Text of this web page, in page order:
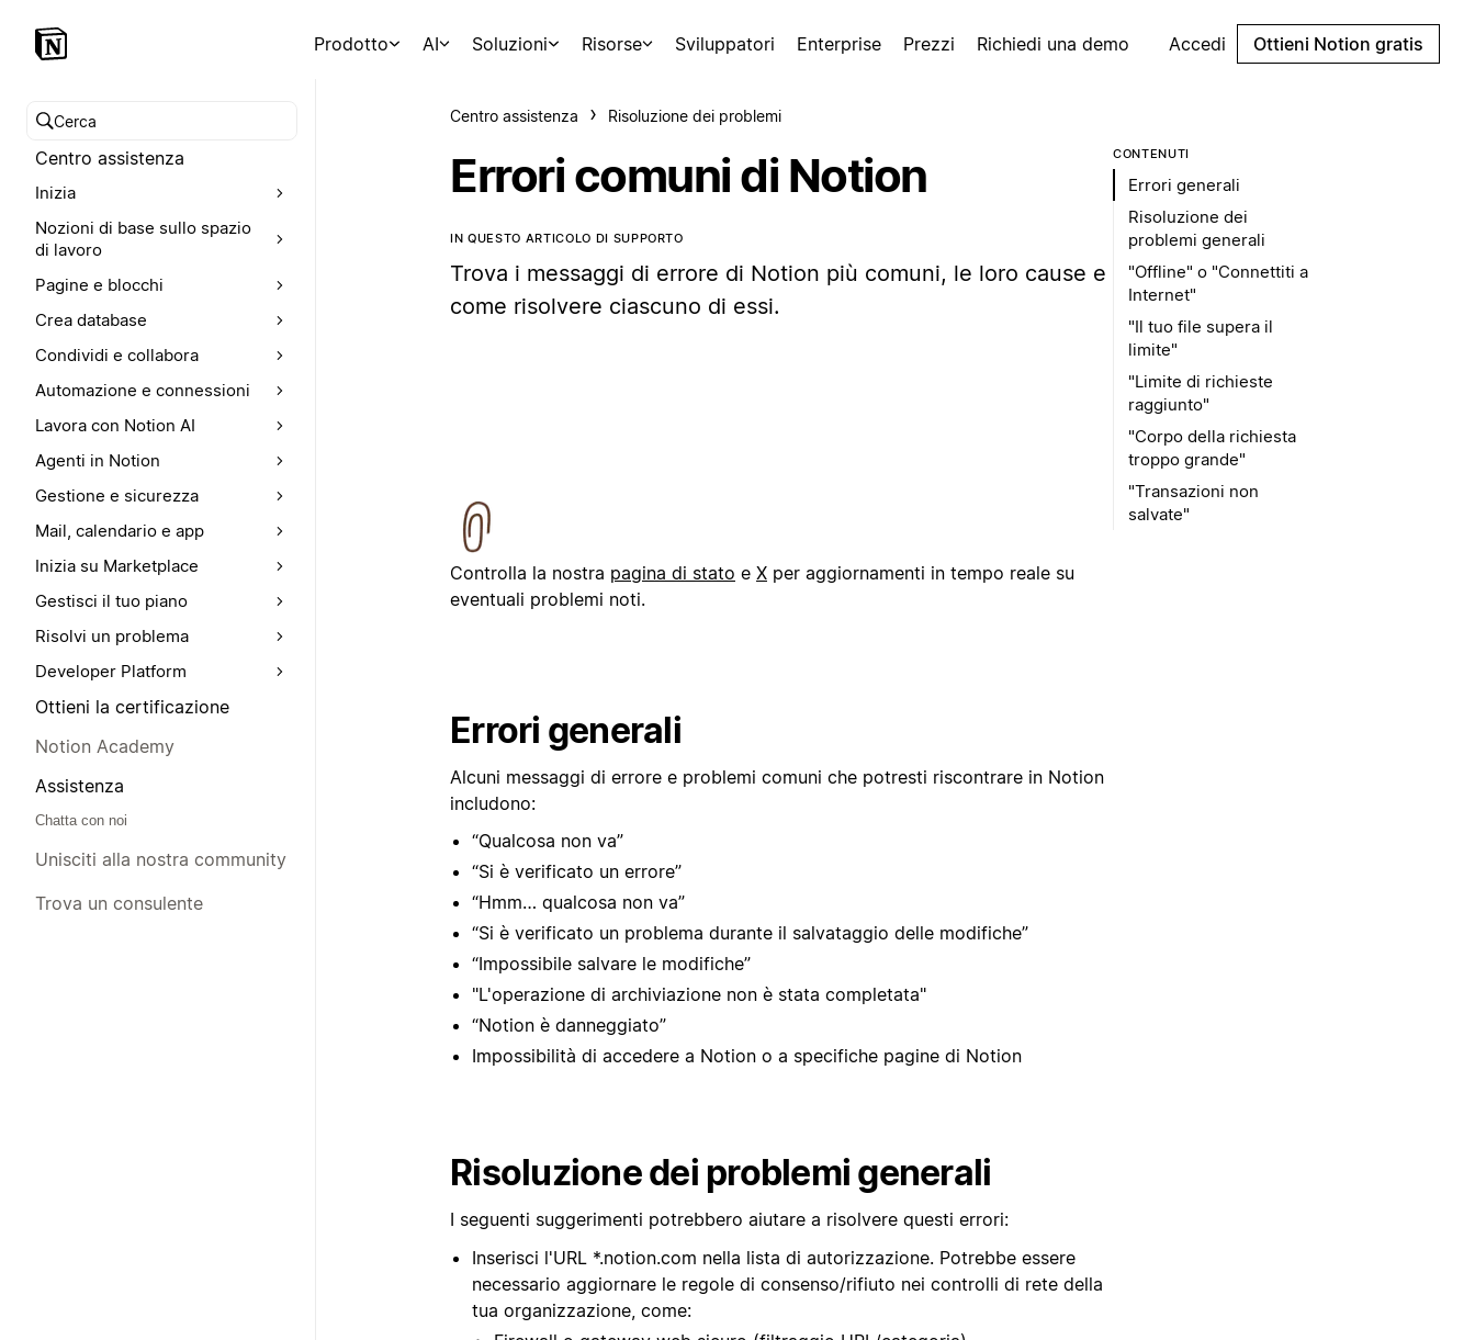
Prodotto AI Soluzioni Risorse Sviluppatori Enterprise Prezzi Richiedi una demo Accedi Ottieni Notion gratis
Cerca nel Centro assistenza
Centro assistenza
Inizia
Nozioni di base sullo spazio
di lavoro
Pagine e blocchi
Crea database
Condividi e collabora
Automazione e connessioni
Lavora con Notion AI
Agenti in Notion
Gestione e sicurezza
Mail, calendario e app
Inizia su Marketplace
Gestisci il tuo piano
Risolvi un problema
Developer Platform
Ottieni la certificazione
Notion Academy
Assistenza
Chatta con noi
Unisciti alla nostra community
Trova un consulente
Centro assistenza Risoluzione dei problemi
Errori comuni di Notion
IN QUESTO ARTICOLO DI SUPPORTO
Trova i messaggi di errore di Notion più comuni, le loro cause e
come risolvere ciascuno di essi.
Controlla la nostra pagina di stato e X per aggiornamenti in tempo reale su
eventuali problemi noti.
Errori generali
Alcuni messaggi di errore e problemi comuni che potresti riscontrare in Notion
includono:
“Qualcosa non va”
“Si è verificato un errore”
“Hmm… qualcosa non va”
“Si è verificato un problema durante il salvataggio delle modifiche”
“Impossibile salvare le modifiche”
"L'operazione di archiviazione non è stata completata"
“Notion è danneggiato”
Impossibilità di accedere a Notion o a specifiche pagine di Notion
Risoluzione dei problemi generali
I seguenti suggerimenti potrebbero aiutare a risolvere questi errori:
Inserisci l'URL *.notion.com nella lista di autorizzazione. Potrebbe essere
necessario aggiornare le regole di consenso/rifiuto nei controlli di rete della
tua organizzazione, come:
CONTENUTI
Errori generali
Risoluzione dei
problemi generali
"Offline" o "Connettiti a
Internet"
"Il tuo file supera il
limite"
"Limite di richieste
raggiunto"
"Corpo della richiesta
troppo grande"
"Transazioni non
salvate"